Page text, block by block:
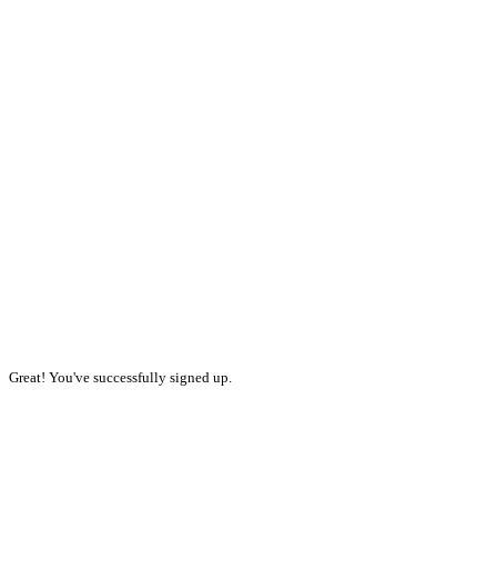
Great! You've successfully signed up.